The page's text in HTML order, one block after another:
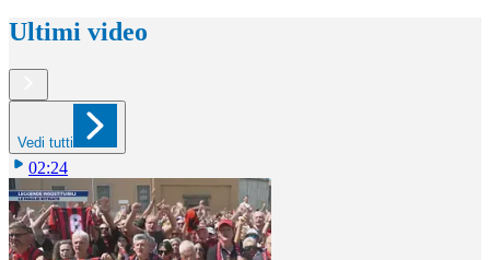
Ultimi video
Vedi tutti
02:24